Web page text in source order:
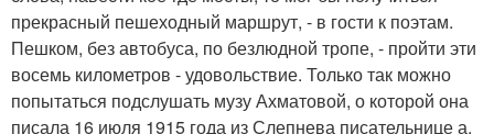
прекрасный пешеходный маршрут, - в гости к поэтам.
Пешком, без автобуса, по безлюдной тропе, - пройти эти
восемь километров - удовольствие. Только так можно
попытаться подслушать музу Ахматовой, о которой она
писала 16 июля 1915 года из Слепнева писательнице а.